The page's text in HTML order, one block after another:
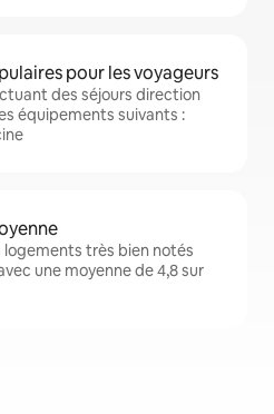
pour les voyageurs
des séjours direction
équipements suivants :
logements très bien notés
une moyenne de 4,8 sur